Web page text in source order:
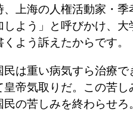
上海の人権活動家・
しよう」と呼びかけ、
よう訴えたからです。
は重い病気すら治療で
皇帝気取りだ。この苦
民の苦しみを終わらせろ